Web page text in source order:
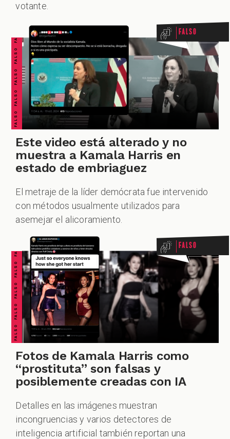
votante.
FALSO FALSO FALSO FALSO FALSO FALSO FALSO Falso
Este video está alterado y no
muestra a Kamala Harris en
estado de embriaguez
El metraje de la líder demócrata fue intervenido
con métodos usualmente utilizados para
asemejar el alicoramiento.
FALSO FALSO FALSO FALSO FALSO FALSO FALSO Falso
Fotos de Kamala Harris como
“prostituta” son falsas y
posiblemente creadas con IA
Detalles en las imágenes muestran
incongruencias y varios detectores de
inteligencia artificial también reportan una